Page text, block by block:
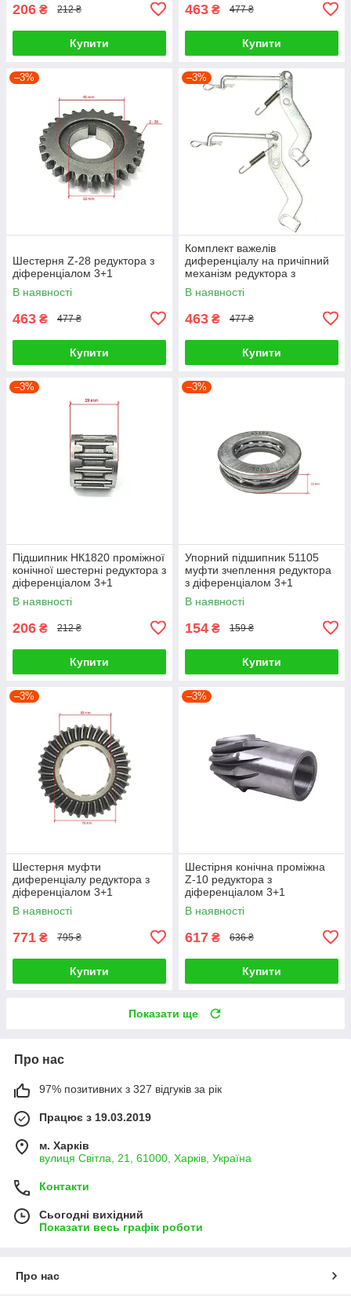
206 ₴ 212 ₴
Купити
463 ₴ 477 ₴
Купити
–3%
Шестерня Z-28 редуктора з
діференціалом 3+1
В наявності
463 ₴ 477 ₴
Купити
–3%
Комплект важелів
диференціалу на причіпний
механізм редуктора з
діференціалом 3+1
В наявності
463 ₴ 477 ₴
Купити
–3%
Підшипник НК1820 проміжної
конічної шестерні редуктора з
діференціалом 3+1
В наявності
206 ₴ 212 ₴
Купити
–3%
Упорний підшипник 51105
муфти зчеплення редуктора
з діференціалом 3+1
В наявності
154 ₴ 159 ₴
Купити
–3%
Шестерня муфти
диференціалу редуктора з
діференціалом 3+1
В наявності
771 ₴ 795 ₴
Купити
–3%
Шестірня конічна проміжна
Z-10 редуктора з
діференціалом 3+1
В наявності
617 ₴ 636 ₴
Купити
Показати ще
Про нас
97% позитивних з 327 відгуків за рік
Працює з 19.03.2019
м. Харків
вулиця Світла, 21, 61000, Харків, Україна
Контакти
Сьогодні вихідний
Показати весь графік роботи
Про нас